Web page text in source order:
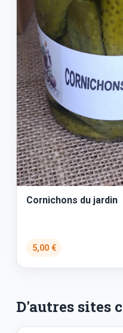
Cornichons du jardin
5,00 €
D'autres sites